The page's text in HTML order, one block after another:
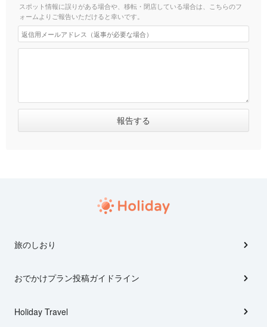
スポット情報に誤りがある場合や、移転・閉店している場合は、こちらのフ
ォームよりご報告いただけると幸いです。
旅のしおり
おでかけプラン投稿ガイドライン
Holiday Travel